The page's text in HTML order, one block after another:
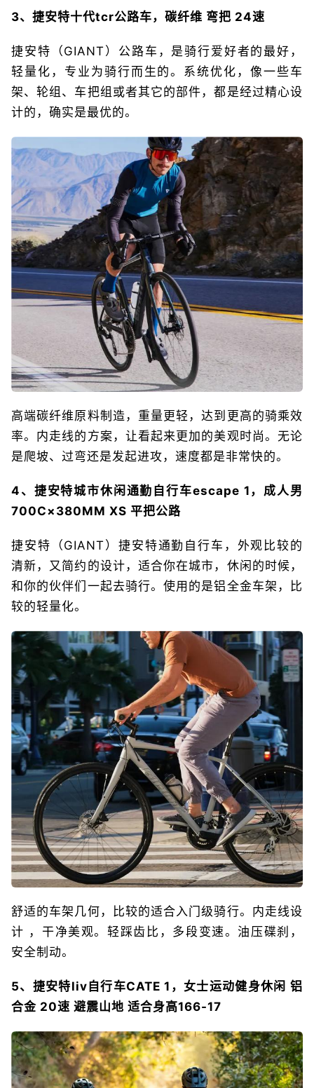
3、捷安特十代tcr公路车，碳纤维 弯把 24速
捷安特（GIANT）公路车，是骑行爱好者的最好，
轻量化，专业为骑行而生的。系统优化，像一些车
架、轮组、车把组或者其它的部件，都是经过精心设
计的，确实是最优的。
高端碳纤维原料制造，重量更轻，达到更高的骑乘效
率。内走线的方案，让看起来更加的美观时尚。无论
是爬坡、过弯还是发起进攻，速度都是非常快的。
4、捷安特城市休闲通勤自行车escape 1，成人男
700C×380MM XS 平把公路
捷安特（GIANT）捷安特通勤自行车，外观比较的
清新，又简约的设计，适合你在城市，休闲的时候，
和你的伙伴们一起去骑行。使用的是铝全金车架，比
较的轻量化。
舒适的车架几何，比较的适合入门级骑行。内走线设
计 ，干净美观。轻踩齿比，多段变速。油压碟刹，
安全制动。
5、捷安特liv自行车CATE 1，女士运动健身休闲 铝
合金 20速 避震山地 适合身高166-17